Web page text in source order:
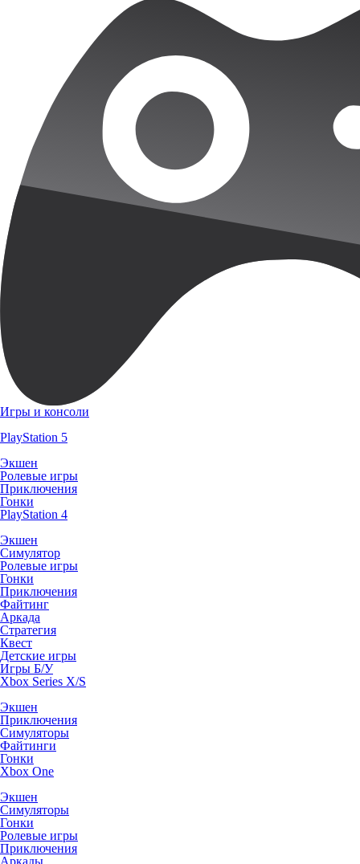
Игры и консоли
PlayStation 5
Экшен
Ролевые игры
Приключения
Гонки
PlayStation 4
Экшен
Симулятор
Ролевые игры
Гонки
Приключения
Файтинг
Аркада
Стратегия
Квест
Детские игры
Игры Б/У
Xbox Series X/S
Экшен
Приключения
Симуляторы
Файтинги
Гонки
Xbox One
Экшен
Симуляторы
Гонки
Ролевые игры
Приключения
Аркады